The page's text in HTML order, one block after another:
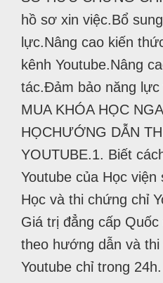
hồ sơ xin việc.Bổ
lực.Nâng cao kiến
kênh Youtube.Nâng
tác.Đảm bảo năng lực
MUA KHÓA HỌC
HỌCHƯỚNG DẪN
YOUTUBE.1. Biết
Youtube của Học viện
Học và thi chứng chỉ
Giá trị đẳng cấp
theo hướng dẫn và
Youtube chỉ trong